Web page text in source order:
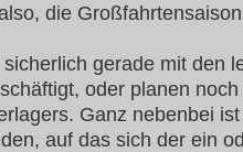
die
gerade mit den
oder planen
Ganz nebenbei
auf das sich der ein